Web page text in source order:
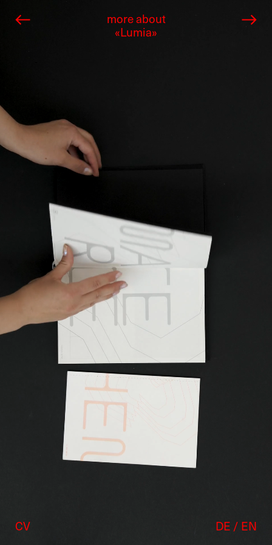
more about
«Lumia»
CV DE / EN